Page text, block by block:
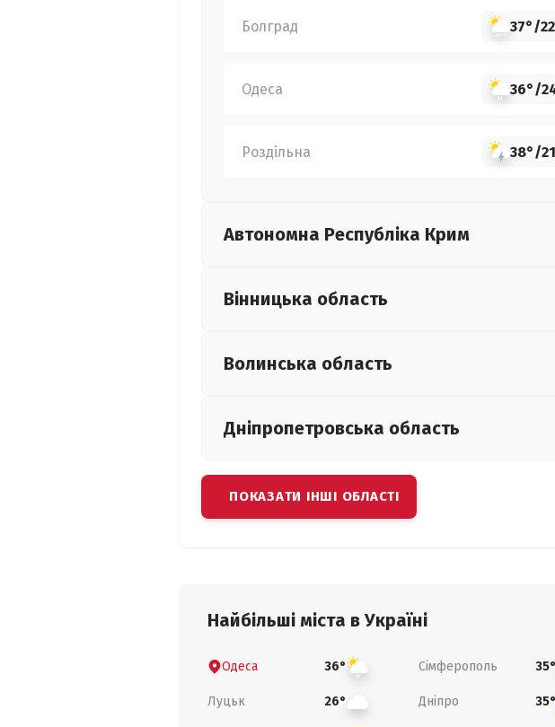
Болград 37°/
Одеса 36°/
Роздільна 38°/
Автономна Республіка Крим
Вінницька область
Волинська область
Дніпропетровська область
ПОКАЗАТИ ІНШІ ОБЛАСТІ
Найбільші міста в Україні
Одеса 36° Сімферополь 35°
Луцьк 26° Дніпро 35°